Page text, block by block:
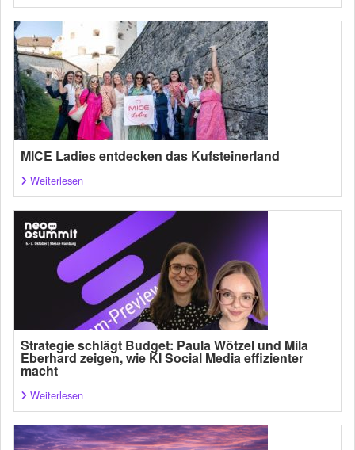
MICE Ladies entdecken das Kufsteinerland
Weiterlesen
Strategie schlägt Budget: Paula Wötzel und Mila
Eberhard zeigen, wie KI Social Media effizienter
macht
Weiterlesen